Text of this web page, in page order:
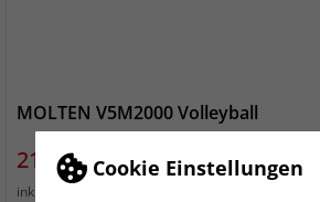
Cookie Einstellungen
MOLTEN V5M2000 Volleyball
Preis
21,99 € VorherVerkaufspreis
29,99 €
inkl. MwSt.